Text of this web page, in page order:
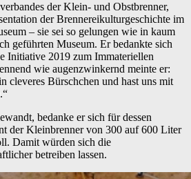
der Klein- und Obstbrenner,
der Brennereikulturgeschichte im
– sie sei so gelungen wie in kaum
geführten Museum. Er bedankte sich
Initiative 2019 zum Immateriellen
wie augenzwinkernd meinte er:
cleveres Bürschchen und hast uns mit
bedanke er sich für dessen
der Kleinbrenner von 300 auf 600 Liter
Damit würden sich die
betreiben lassen.